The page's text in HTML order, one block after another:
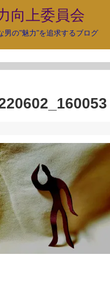
向上委員会
男の"魅力"を追求するブログ